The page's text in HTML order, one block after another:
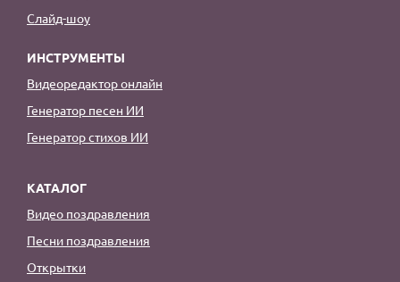
Слайд-шоу
ИНСТРУМЕНТЫ
Видеоредактор онлайн
Генератор песен ИИ
Генератор стихов ИИ
КАТАЛОГ
Видео поздравления
Песни поздравления
Открытки